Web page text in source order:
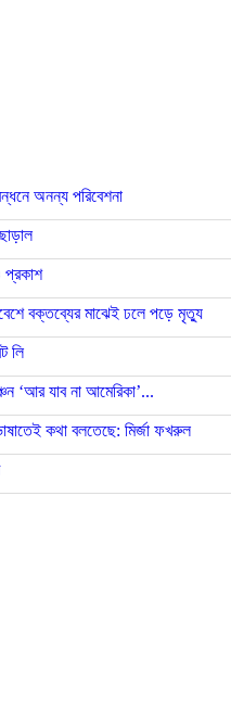
অনন্য পরিবেশনা
প্রকাশ
বক্তব্যের মাঝেই ঢলে পড়ে মৃত্যু
লি
‘আর যাব না আমেরিকা’...
কথা বলতেছে: মির্জা ফখরুল